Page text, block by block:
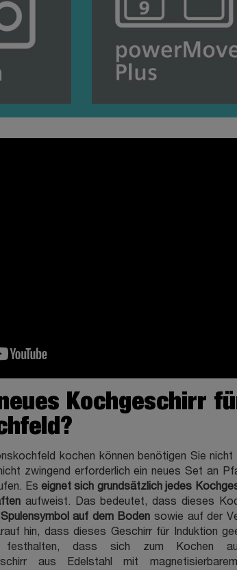
Kochgeschirr
kochen können benötigen Sie nicht
zwingend erforderlich ein neues Set an
Es eignet sich grundsätzlich jedes
aufweist. Das bedeutet, dass dieses
Spulensymbol auf dem Boden sowie auf der
hin, dass dieses Geschirr für Induktion
festhalten, dass sich zum Kochen
aus Edelstahl mit